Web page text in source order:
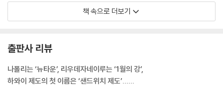
계(薊)에서 베이징까지 4,000년 역사
중국에도 베트남에도 있던 동경
쿠빌라이는 왜 ‘원’이라고 불렀을까?
인도의 마력
인도네시아에서 지명과 함께 이주한 말레이시아인
나오는 아틀라스의 이름에서 유래한다. 고대 그리스 세계관에서는 헤라클
레스의 기둥과는 또 별개로, 세계의 끝이라 여겼던 지중해 서쪽 끝에서 거
그곳이 산맥이 되었다는 것이다. 대서양은 그 아틀라스산맥 너머에 있는
바다라는 뜻으로 아틀란티코스(Atlanticos, 아틀라스의 바다), ‘아틀란
틱 오션’이 되었다. 서장에서 간단히 설명했듯이, 이것을 후쿠자와 유키치
책 속으로 더보기
출판사 리뷰
나폴리는 ‘뉴타운’, 리우데자네이루는 ‘1월의 강’,
하와이 제도의 첫 이름은 ‘샌드위치 제도’......